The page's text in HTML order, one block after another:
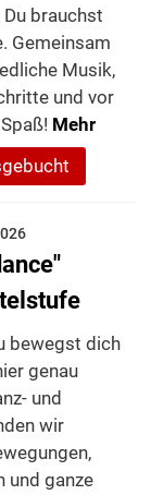
brauchst
Gemeinsam
Musik,
und vor
Mehr
bewegst dich
genau
und
wir
und ganze